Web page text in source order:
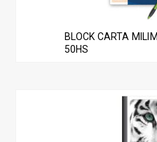
BLOCK CARTA
50HS